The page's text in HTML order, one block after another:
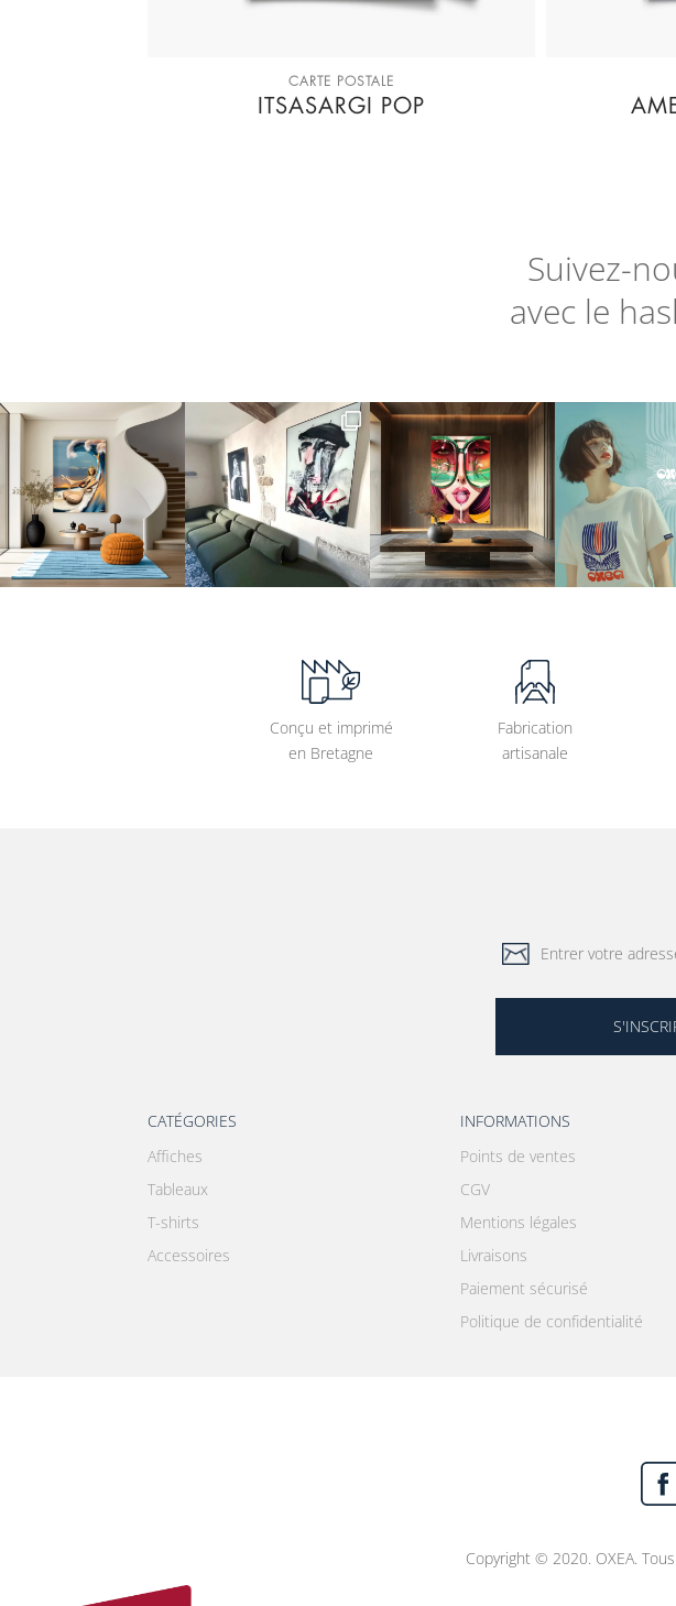
CARTE POSTALE
ITSASARGI POP
Suivez-
avec le
Conçu et imprimé
en Bretagne
Fabrication
artisanale
CATÉGORIES
Affiches
Tableaux
T-shirts
Accessoires
INFORMATIONS
Points de ventes
CGV
Mentions légales
Livraisons
Paiement sécurisé
Politique de confidentialité
Copyright © 2020. OXEA.